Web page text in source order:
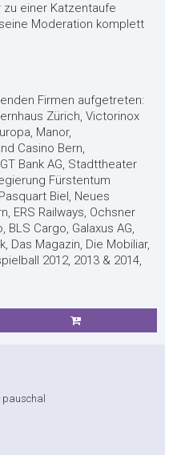
einer Katzentaufe
Moderation komplett
Firmen aufgetreten:
Zürich, Victorinox
Manor,
Casino Bern,
Bank AG, Stadttheater
Fürstentum
Biel, Neues
ERS Railways, Ochsner
Cargo, Galaxus AG,
Das Magazin, Die Mobiliar,
2012, 2013 & 2014,
pauschal